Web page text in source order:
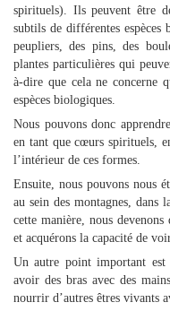
spirituels). Ils peuvent être
subtils de différentes espèces
peupliers, des pins, des
plantes particulières qui
à-dire que cela ne concerne
espèces biologiques.
Nous pouvons donc
en tant que cœurs spirituels,
l’intérieur de ces formes.
Ensuite, nous pouvons nous
au sein des montagnes, dans
cette manière, nous
et acquérons la capacité de
Un autre point important
avoir des bras avec des
nourrir d’autres êtres vivants